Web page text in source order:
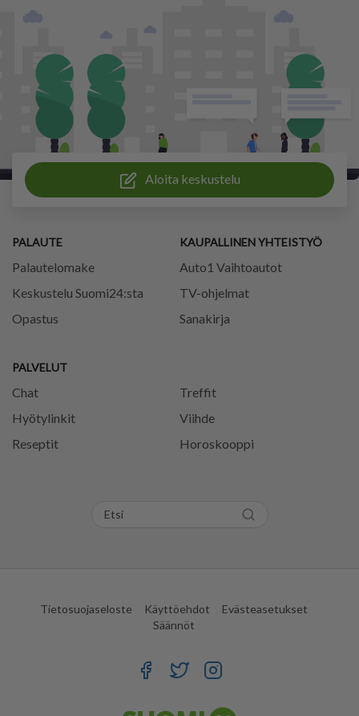
Aloita keskustelu
PALAUTE
Palautelomake
Keskustelu Suomi24:sta
Opastus
PALVELUT
Chat
Treffit
Hyötylinkit
Viihde
Reseptit
Horoskooppi
KAUPALLINEN YHTEISTYÖ
Auto1 Vaihtoautot
TV-ohjelmat
Sanakirja
Tietosuojaseloste Käyttöehdot
Evästeasetukset
Säännöt